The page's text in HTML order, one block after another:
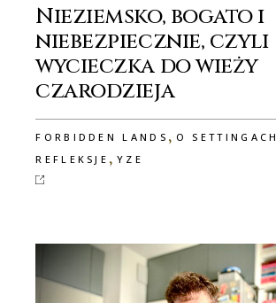
Nieziemsko, bogato i
niebezpiecznie, czyli
wycieczka do wieży
czarodzieja
FORBIDDEN LANDS , O SETTINGACH
REFLEKSJE ,YZE